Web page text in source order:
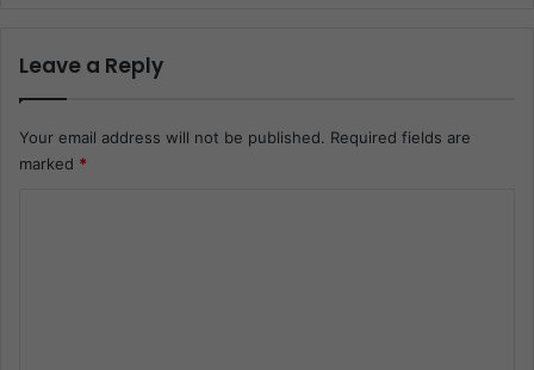
Leave a Reply
Your email address will not be published. Required fields are
marked *